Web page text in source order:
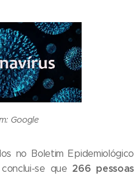
Google
no Boletim Epidemiológico
se que 266 pessoas